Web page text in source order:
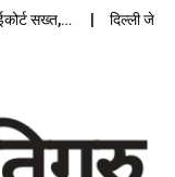
सख्त,… दिल्ली जेलों में